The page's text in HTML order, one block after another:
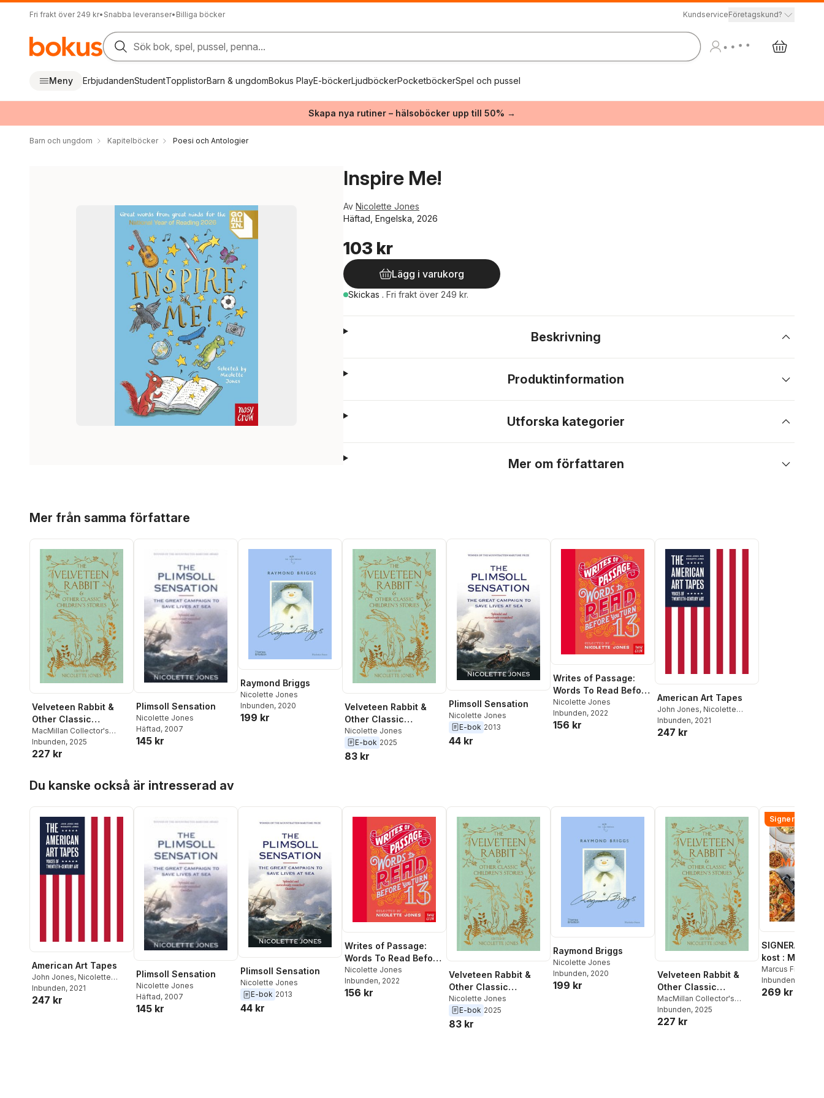
Fri frakt över 249 kr• Snabba leveranser• Billiga böcker KundserviceFöretagskund?
Sök bok, spel, pussel, penna...
Meny ErbjudandenStudentTopplistorBarn & ungdomBokus PlayE-böckerLjudböckerPocketböckerSpel och pussel
Skapa nya rutiner – hälsoböcker upp till 50% →
Barn och ungdom Kapitelböcker Poesi och Antologier
Inspire Me!
Av Nicolette Jones
Häftad, Engelska, 2026
103 kr
Lägg i varukorg
Skickas . Fri frakt över 249 kr.
Beskrivning
Produktinformation
Utforska kategorier
Mer om författaren
Mer från samma författare
Velveteen Rabbit &
Other Classic
Children's Stories
MacMillan Collector's
Library,Nicolette Jones
Inbunden, 2025
227 kr
Plimsoll Sensation
Nicolette Jones
Häftad, 2007
145 kr
Raymond Briggs
Nicolette Jones
Inbunden, 2020
199 kr
Velveteen Rabbit &
Other Classic
Children's Stories
Nicolette Jones
E-bok 2025
83 kr
Plimsoll Sensation
Nicolette Jones
E-bok 2013
44 kr
Writes of Passage:
Words To Read Before
You Turn 13
Nicolette Jones
Inbunden, 2022
156 kr
American Art Tapes
John Jones, Nicolette
Jones
Inbunden, 2021
247 kr
Du kanske också är intresserad av
American Art Tapes
John Jones, Nicolette
Jones
Inbunden, 2021
247 kr
Plimsoll Sensation
Nicolette Jones
Häftad, 2007
145 kr
Plimsoll Sensation
Nicolette Jones
E-bok 2013
44 kr
Writes of Passage:
Words To Read Before
You Turn 13
Nicolette Jones
Inbunden, 2022
156 kr
Velveteen Rabbit &
Other Classic
Children's Stories
Nicolette Jones
E-bok 2025
83 kr
Raymond Briggs
Nicolette Jones
Inbunden, 2020
199 kr
Velveteen Rabbit &
Other Classic
Children's Stories
MacMillan Collector's
Library,Nicolette Jones
Inbunden, 2025
227 kr
Signerad!
SIGNERAD -
kost :
matlådor
Marcus Frank
Inbunden
269 kr